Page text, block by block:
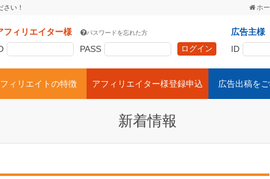
い！ ホ
フィリエイター様 パスワードを忘れた方
PASS
広告主様
ID
ィリエイトの特徴 アフィリエイター様登録申込 広告出稿を
新着情報